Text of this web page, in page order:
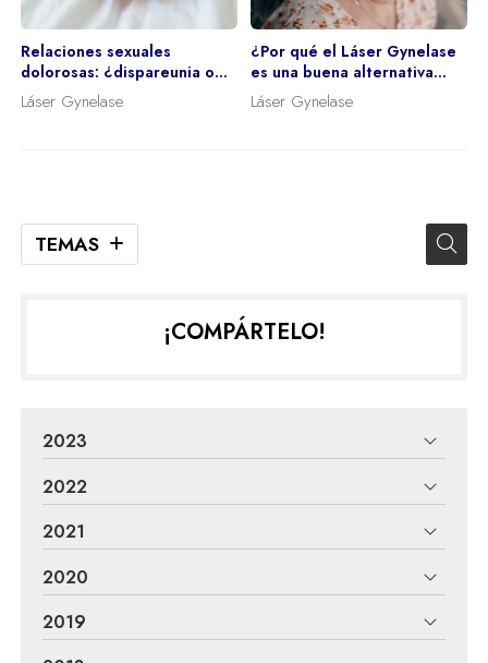
TEMAS
Relaciones sexuales
dolorosas: ¿dispareunia o
vaginismo?
Láser Gynelase
¿Por qué el Láser Gynelase
es una buena alternativa
frente a la incontinencia y la
atrofia genital?
Láser Gynelase
¡COMPÁRTELO!
2023
2022
2021
2020
2019